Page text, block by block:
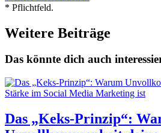
* Pflichtfeld.
Weitere Beiträge
Das könnte dich auch
Das „Keks-Prinzip“: